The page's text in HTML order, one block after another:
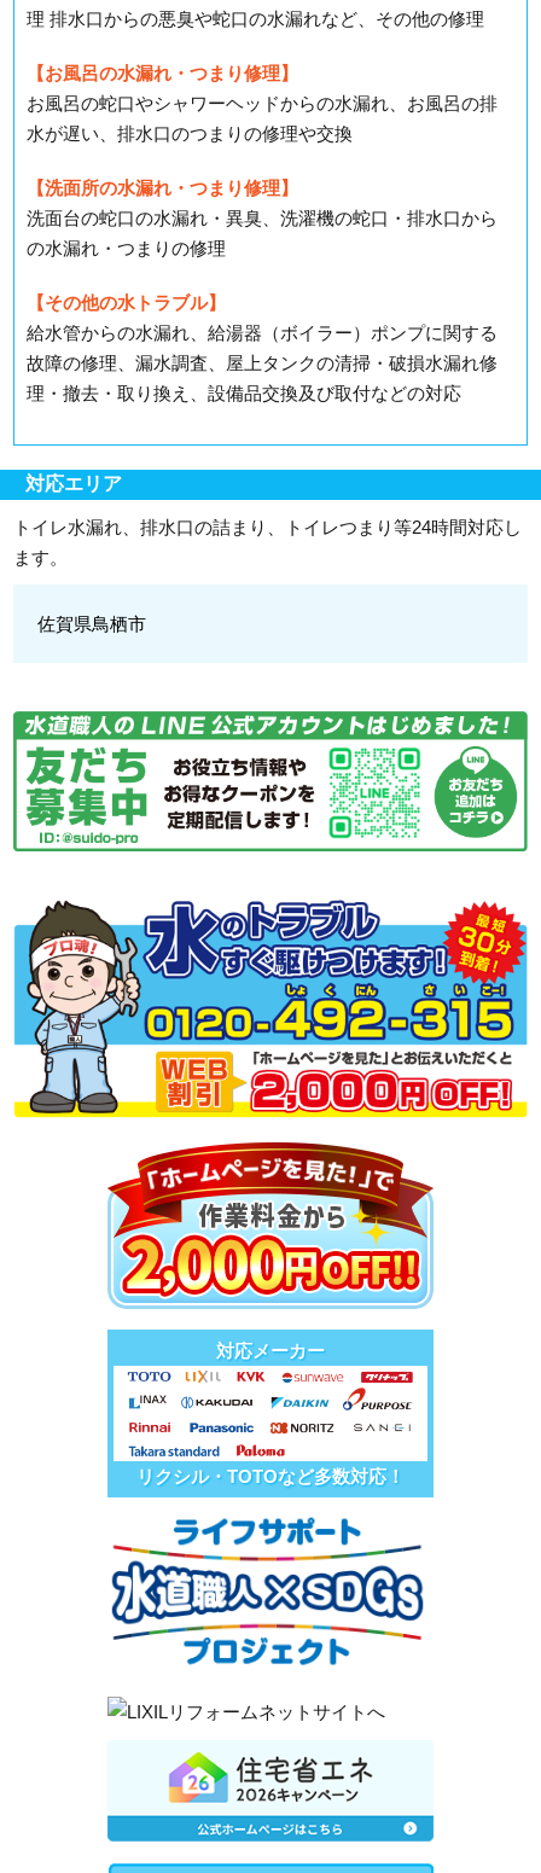
理 排水口からの悪臭や蛇口の水漏れなど、その他の修理
【お風呂の水漏れ・つまり修理】
お風呂の蛇口やシャワーヘッドからの水漏れ、お風呂の排
水が遅い、排水口のつまりの修理や交換
【洗面所の水漏れ・つまり修理】
洗面台の蛇口の水漏れ・異臭、洗濯機の蛇口・排水口から
の水漏れ・つまりの修理
【その他の水トラブル】
給水管からの水漏れ、給湯器（ボイラー）ポンプに関する
故障の修理、漏水調査、屋上タンクの清掃・破損水漏れ修
理・撤去・取り換え、設備品交換及び取付などの対応
対応エリア
トイレ水漏れ、排水口の詰まり、トイレつまり等24時間対応し
ます。
佐賀県鳥栖市
対応メーカー
リクシル・TOTOなど多数対応！